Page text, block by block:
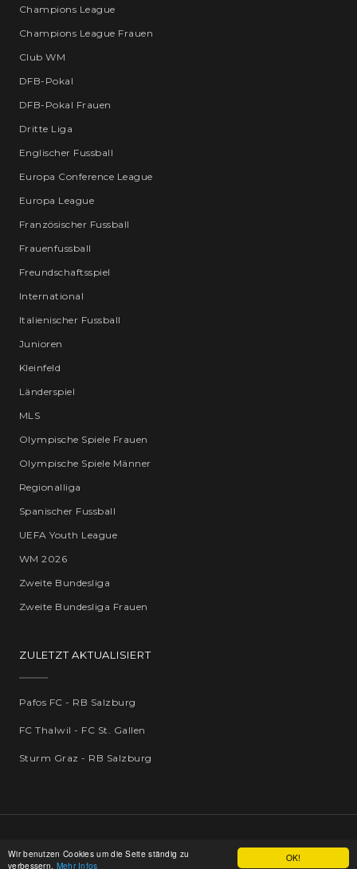
OK!
Wir benutzen Cookies um die Seite ständig zu
verbessern. Mehr Infos
Champions League
Champions League Frauen
Club WM
DFB-Pokal
DFB-Pokal Frauen
Dritte Liga
Englischer Fussball
Europa Conference League
Europa League
Französischer Fussball
Frauenfussball
Freundschaftsspiel
International
Italienischer Fussball
Junioren
Kleinfeld
Länderspiel
MLS
Olympische Spiele Frauen
Olympische Spiele Männer
Regionalliga
Spanischer Fussball
UEFA Youth League
WM 2026
Zweite Bundesliga
Zweite Bundesliga Frauen
ZULETZT AKTUALISIERT
Pafos FC - RB Salzburg
FC Thalwil - FC St. Gallen
Sturm Graz - RB Salzburg
Copyright © by